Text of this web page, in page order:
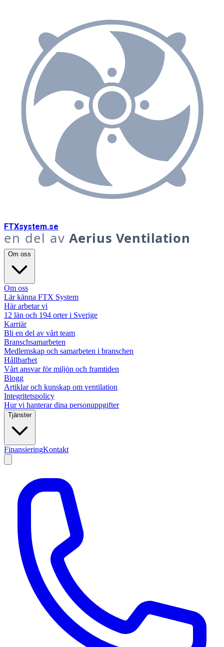
FTXsystem.se
en del av Aerius Ventilation
Om oss
Om oss
Lär känna FTX System
Här arbetar vi
12 län och 194 orter i Sverige
Karriär
Bli en del av vårt team
Branschsamarbeten
Medlemskap och samarbeten i branschen
Hållbarhet
Vårt ansvar för miljön och framtiden
Blogg
Artiklar och kunskap om ventilation
Integritetspolicy
Hur vi hanterar dina personuppgifter
Tjänster
FinansieringKontakt